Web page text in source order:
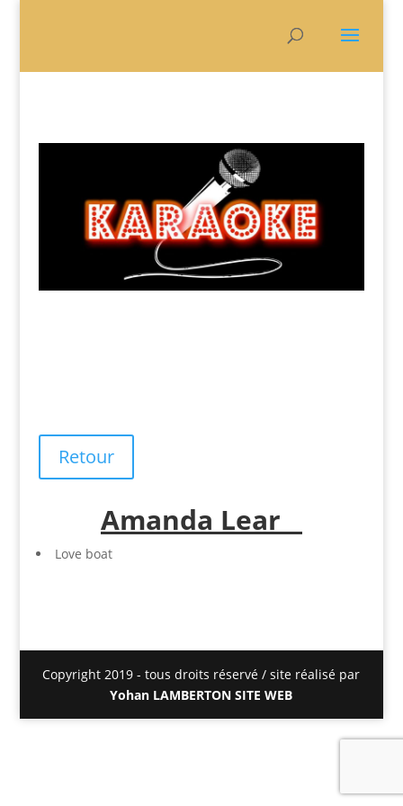
Retour
Amanda Lear
Love boat
Copyright 2019 - tous droits réservé / site réalisé par
Yohan LAMBERTON SITE WEB